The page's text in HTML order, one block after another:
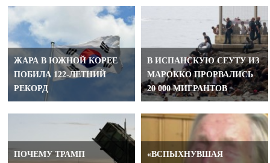
ЖАРА В ЮЖНОЙ КОРЕЕ
ПОБИЛА 122-ЛЕТНИЙ
РЕКОРД
В ИСПАНСКУЮ СЕУТУ ИЗ
МАРОККО ПРОРВАЛИСЬ
20 000 МИГРАНТОВ
ПОЧЕМУ ТРАМП
«ВСПЫХНУВШАЯ